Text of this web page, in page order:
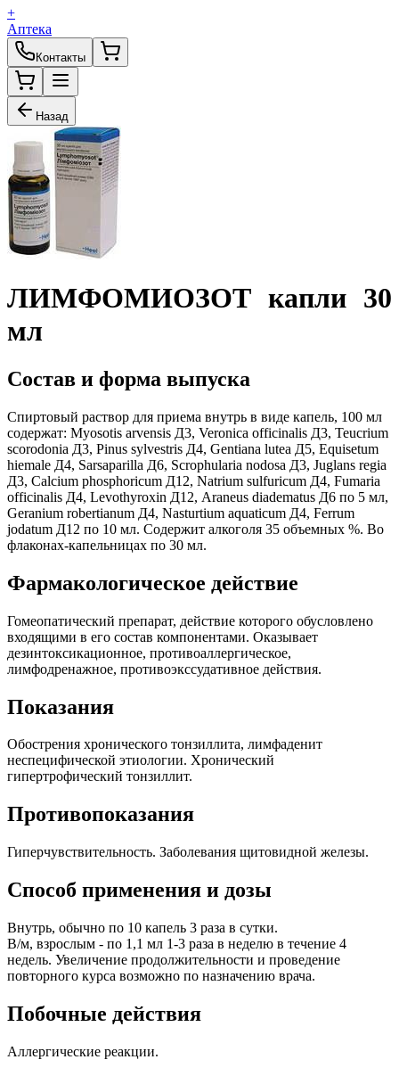
+
Аптека
Контакты
Назад
ЛИМФОМИОЗОТ капли 30
мл
Состав и форма выпуска
Спиртовый раствор для приема внутрь в виде капель, 100 мл
содержат: Myosotis arvensis Д3, Veronica officinalis Д3, Teucrium
scorodonia Д3, Pinus sylvestris Д4, Gentiana lutea Д5, Equisetum
hiemale Д4, Sarsaparilla Д6, Scrophularia nodosa Д3, Juglans regia
Д3, Calcium phosphoricum Д12, Natrium sulfuricum Д4, Fumaria
officinalis Д4, Levothyroxin Д12, Araneus diadematus Д6 по 5 мл,
Geranium robertianum Д4, Nasturtium aquaticum Д4, Ferrum
jodatum Д12 по 10 мл. Содержит алкоголя 35 объемных %. Во
флаконах-капельницах по 30 мл.
Фармакологическое действие
Гомеопатический препарат, действие которого обусловлено
входящими в его состав компонентами. Оказывает
дезинтоксикационное, противоаллергическое,
лимфодренажное, противоэкссудативное действия.
Показания
Обострения хронического тонзиллита, лимфаденит
неспецифической этиологии. Хронический
гипертрофический тонзиллит.
Противопоказания
Гиперчувствительность. Заболевания щитовидной железы.
Способ применения и дозы
Внутрь, обычно по 10 капель 3 раза в сутки.
В/м, взрослым - по 1,1 мл 1-3 раза в неделю в течение 4
недель. Увеличение продолжительности и проведение
повторного курса возможно по назначению врача.
Побочные действия
Аллергические реакции.